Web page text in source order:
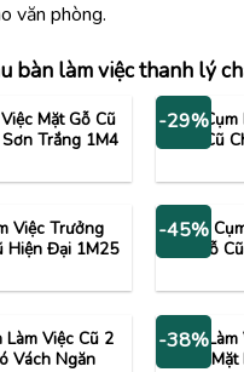
văn phòng.
bàn làm việc thanh lý
Mặt Gỗ Cũ
Sơn Trắng 1M4
-29%
Bàn Cụm
Cũ
Việc Trưởng
Hiện Đại 1M25
-45%
Bàn
Chỗ
Làm Việc Cũ 2
Vách Ngăn
-38%
Bàn Làm
Mặt